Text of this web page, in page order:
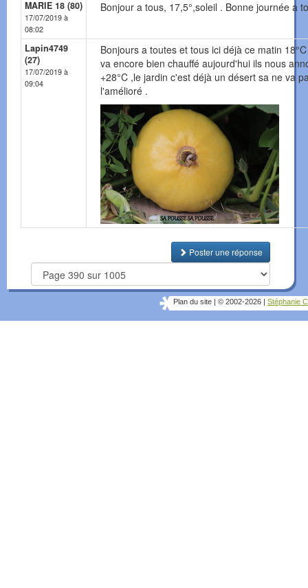
MARIE 18 (80)
17/07/2019 à
08:02
Bonjour a tous, 17,5°,soleil . Bonne journée a
Lapin4749
(27)
17/07/2019 à
09:04
Bonjours a toutes et tous ici déjà ce matin
va encore bien chauffé aujourd'hui ils nous
+28°C ,le jardin c'est déjà un désert sa ne va
l'amélioré .
Poster une réponse
Plan du site © 2002-2026 Stéphanie C